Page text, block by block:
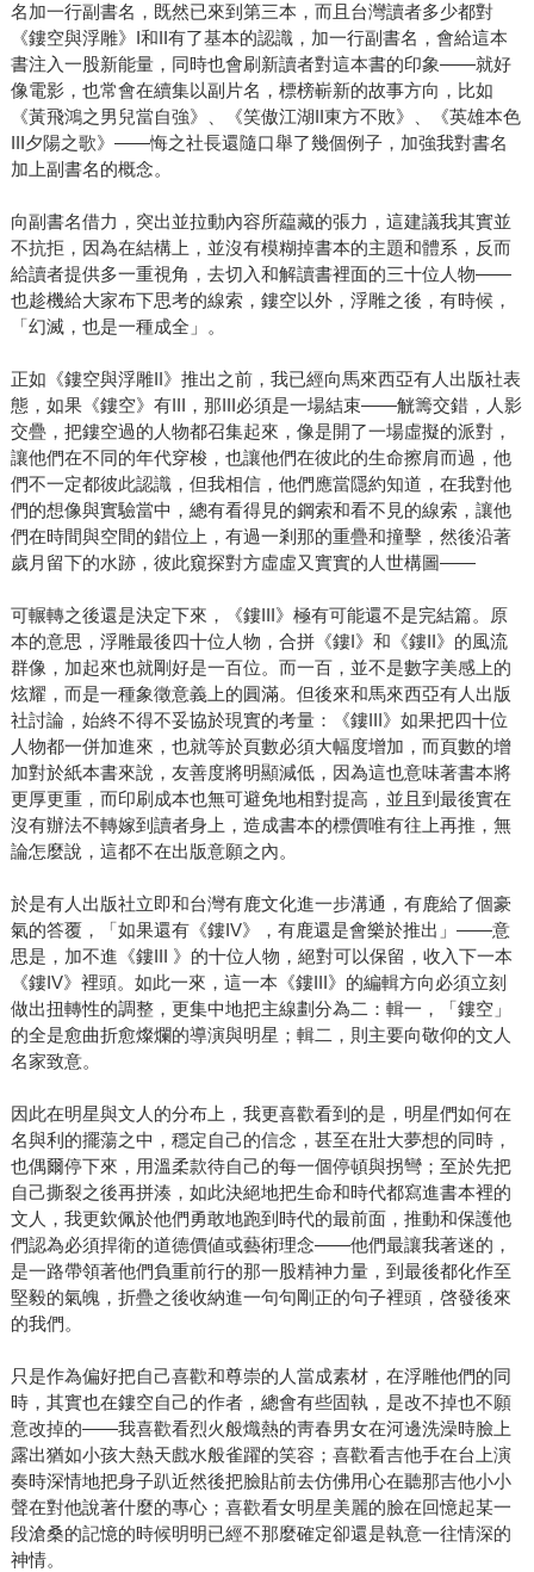
名加一行副書名，既然已來到第三本，而且台灣讀者多少都對
《鏤空與浮雕》I和II有了基本的認識，加一行副書名，會給這本
書注入一股新能量，同時也會刷新讀者對這本書的印象——就好
像電影，也常會在續集以副片名，標榜嶄新的故事方向，比如
《黃飛鴻之男兒當自強》、《笑傲江湖II東方不敗》、《英雄本色
III夕陽之歌》——悔之社長還隨口舉了幾個例子，加強我對書名
加上副書名的概念。
向副書名借力，突出並拉動內容所藴藏的張力，這建議我其實並
不抗拒，因為在結構上，並沒有模糊掉書本的主題和體系，反而
給讀者提供多一重視角，去切入和解讀書裡面的三十位人物——
也趁機給大家布下思考的線索，鏤空以外，浮雕之後，有時候，
「幻滅，也是一種成全」。
正如《鏤空與浮雕II》推出之前，我已經向馬來西亞有人出版社表
態，如果《鏤空》有III，那III必須是一場結束——觥籌交錯，人影
交疊，把鏤空過的人物都召集起來，像是開了一場虛擬的派對，
讓他們在不同的年代穿梭，也讓他們在彼此的生命擦肩而過，他
們不一定都彼此認識，但我相信，他們應當隱約知道，在我對他
們的想像與實驗當中，總有看得見的鋼索和看不見的線索，讓他
們在時間與空間的錯位上，有過一剎那的重疊和撞擊，然後沿著
歲月留下的水跡，彼此窺探對方虛虛又實實的人世構圖——
可輾轉之後還是決定下來，《鏤III》極有可能還不是完結篇。原
本的意思，浮雕最後四十位人物，合拼《鏤I》和《鏤II》的風流
群像，加起來也就剛好是一百位。而一百，並不是數字美感上的
炫耀，而是一種象徵意義上的圓滿。但後來和馬來西亞有人出版
社討論，始終不得不妥協於現實的考量：《鏤III》如果把四十位
人物都一併加進來，也就等於頁數必須大幅度增加，而頁數的增
加對於紙本書來說，友善度將明顯減低，因為這也意味著書本將
更厚更重，而印刷成本也無可避免地相對提高，並且到最後實在
沒有辦法不轉嫁到讀者身上，造成書本的標價唯有往上再推，無
論怎麼說，這都不在出版意願之內。
於是有人出版社立即和台灣有鹿文化進一步溝通，有鹿給了個豪
氣的答覆，「如果還有《鏤IV》，有鹿還是會樂於推出」——意
思是，加不進《鏤III 》的十位人物，絕對可以保留，收入下一本
《鏤IV》裡頭。如此一來，這一本《鏤III》的編輯方向必須立刻
做出扭轉性的調整，更集中地把主線劃分為二：輯一，「鏤空」
的全是愈曲折愈燦爛的導演與明星；輯二，則主要向敬仰的文人
名家致意。
因此在明星與文人的分布上，我更喜歡看到的是，明星們如何在
名與利的擺蕩之中，穩定自己的信念，甚至在壯大夢想的同時，
也偶爾停下來，用溫柔款待自己的每一個停頓與拐彎；至於先把
自己撕裂之後再拼湊，如此決絕地把生命和時代都寫進書本裡的
文人，我更欽佩於他們勇敢地跑到時代的最前面，推動和保護他
們認為必須捍衛的道德價値或藝術理念——他們最讓我著迷的，
是一路帶領著他們負重前行的那一股精神力量，到最後都化作至
堅毅的氣魄，折疊之後收納進一句句剛正的句子裡頭，啓發後來
的我們。
只是作為偏好把自己喜歡和尊崇的人當成素材，在浮雕他們的同
時，其實也在鏤空自己的作者，總會有些固執，是改不掉也不願
意改掉的——我喜歡看烈火般熾熱的靑春男女在河邊洗澡時臉上
露出猶如小孩大熱天戲水般雀躍的笑容；喜歡看吉他手在台上演
奏時深情地把身子趴近然後把臉貼前去仿佛用心在聽那吉他小小
聲在對他說著什麼的專心；喜歡看女明星美麗的臉在回憶起某一
段滄桑的記憶的時候明明已經不那麼確定卻還是執意一往情深的
神情。